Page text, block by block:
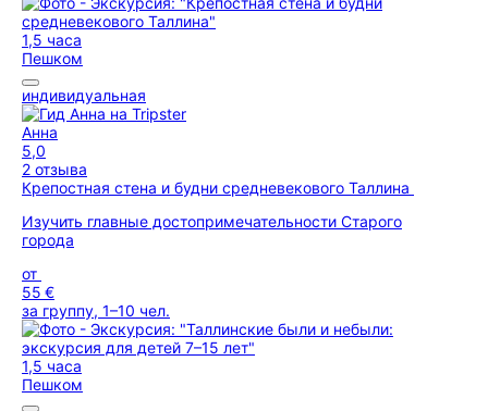
1,5 часа
Пешком
индивидуальная
Анна
5,0
2 отзыва
Крепостная стена и будни средневекового Таллина
Изучить главные достопримечательности Старого
города
от
55 €
за группу, 1–10 чел.
1,5 часа
Пешком